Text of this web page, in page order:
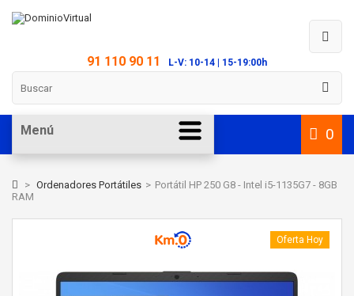
91 110 90 11 L-V: 10-14 | 15-19:00h
0
Menú
> Ordenadores Portátiles > Portátil HP 250 G8 - Intel i5-1135G7 - 8GB
RAM
Oferta Hoy